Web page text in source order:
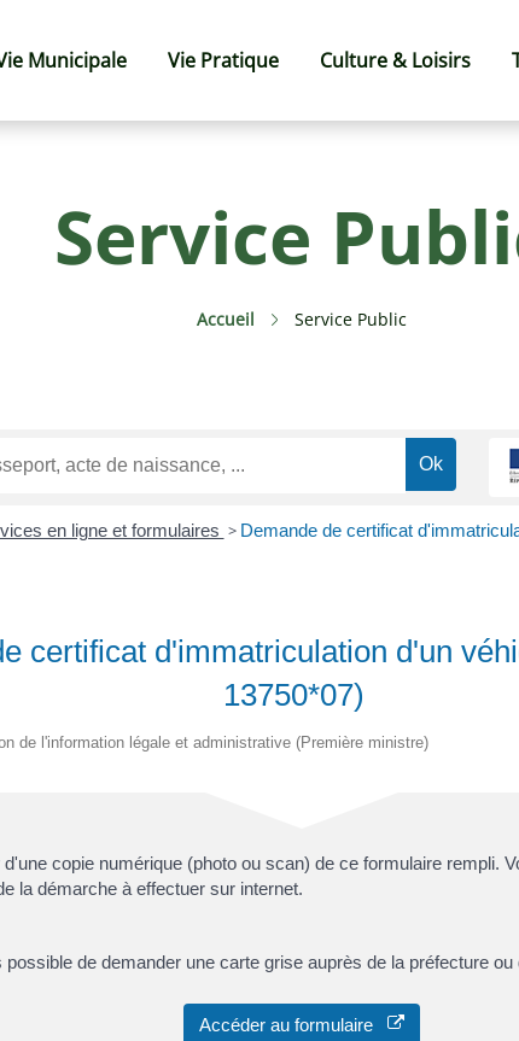
Municipale Vie Pratique Culture & Loisirs
Service
Accueil Service Public
en ligne et formulaires > Demande de certificat
certificat d'immatriculation d'un
13750*07)
de l'information légale et administrative (Première ministre)
copie numérique (photo ou scan) de ce formulaire rempli.
la démarche à effectuer sur internet.
de demander une carte grise auprès de la préfecture
Accéder au formulaire